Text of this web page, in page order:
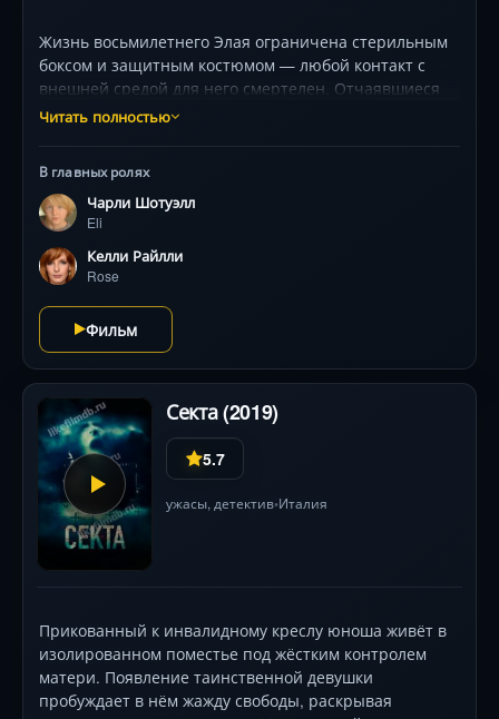
Жизнь восьмилетнего Элая ограничена стерильным
боксом и защитным костюмом — любой контакт с
внешней средой для него смертелен. Отчаявшиеся
родители соглашаются на рискованное лечение в
дни надежды сменяются тревогой: мальчик ощущает
незримое присутствие, видит призраков и слышит
шепоты в пустых комнатах. Юный Чарли Шотуэлл
мастерски передаёт нарастающий ужас ребёнка, а
готическая атмосфера дома с ледяными коридорами
Фильм мастерски балансирует между медицинской
драмой и мистическим триллером, подбрасывая
зрителю неочевидные загадки. Когда истина
сейсмический сдвиг восприятия — всё, во что вы
верили с первых минут, переворачивается с ног на
голову в вихре шокирующих откровений .
Читать полностью
В главных ролях
Чарли Шотуэлл
Eli
Келли Райлли
Rose
Фильм
Секта (2019)
5.7
ужасы, детектив•Италия
Прикованный к инвалидному креслу юноша живёт в
изолированном поместье под жёстким контролем
матери. Появление таинственной девушки
пробуждает в нём жажду свободы, раскрывая